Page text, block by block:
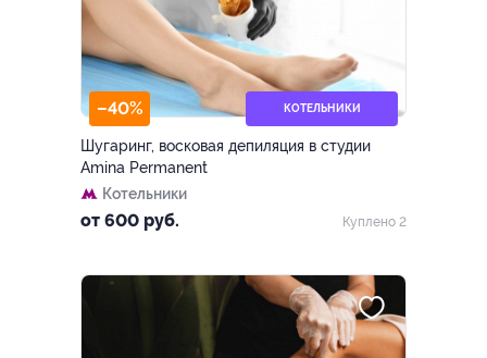
–40% КОТЕЛЬНИКИ
Шугаринг, восковая депиляция в студии
Amina Permanent
Котельники
от 600 руб. Куплено 2